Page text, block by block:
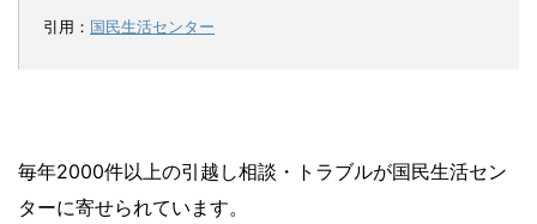
引用： 国民生活センター
毎年2000件以上の引越し相談・トラブルが国民生活セン
ターに寄せられています。